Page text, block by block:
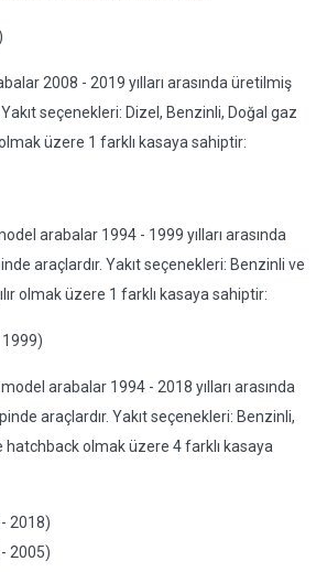
2008 - 2019 yılları arasında üretilmiş
seçenekleri: Dizel, Benzinli, Doğal gaz
üzere 1 farklı kasaya sahiptir:
arabalar 1994 - 1999 yılları arasında
araçlardır. Yakıt seçenekleri: Benzinli ve
olmak üzere 1 farklı kasaya sahiptir:
model arabalar 1994 - 2018 yılları arasında
araçlardır. Yakıt seçenekleri: Benzinli,
hatchback olmak üzere 4 farklı kasaya
2018)
2005)